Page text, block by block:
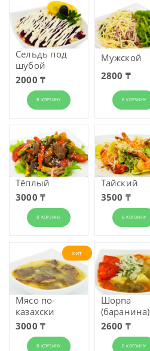
Сельдь под
шубой
2000 ₸
В КОРЗИНУ
Мужской
2800 ₸
В КОРЗИНУ
Тёплый
3000 ₸
В КОРЗИНУ
Тайский
3500 ₸
В КОРЗИНУ
хит
Мясо по-
казахски
3000 ₸
В КОРЗИНУ
Шорпа
(баранина)
2600 ₸
В КОРЗИНУ